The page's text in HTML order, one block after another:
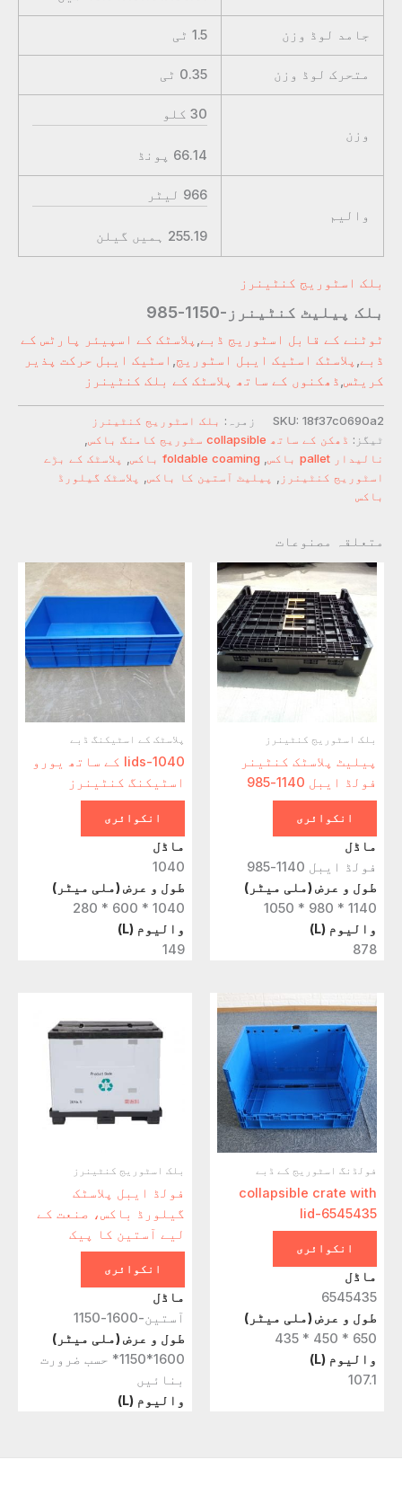
جامد لوڈ وزن 1.5 ٹی
متحرک لوڈ وزن 0.35 ٹی
وزن
30 کلو
66.14 پونڈ
والیم
966 لیٹر
255.19 ہمیں گیلن
بلک اسٹوریج کنٹینرز
بلک پیلیٹ کنٹینرز-1150-985
ٹوٹنے کے قابل اسٹوریج ڈبے, پلاسٹک کے اسپیئر پارٹس کے
ڈبے, پلاسٹک اسٹیک ایبل اسٹوریج, اسٹیک ایبل حرکت پذیر
کریٹس,ڈھکنوں کے ساتھ پلاسٹک کے بلک کنٹینرز
SKU: 18f37c0690a2 زمرہ: بلک اسٹوریج کنٹینرز
ٹیگز: ڈھکن کے ساتھ collapsible سٹوریج کامنگ باکس
نالیدار pallet باکس
foldable coaming باکس
پلاسٹک کے بڑے
اسٹوریج کنٹینرز
پیلیٹ آستین کا باکس
پلاسٹک گیلورڈ
باکس
متعلقہ مصنوعات
بلک اسٹوریج کنٹینرز
پیلیٹ پلاسٹک کنٹینر
فولڈ ایبل 1140-985
انکوائری
ماڈل
فولڈ ایبل 1140-985
طول و عرض (ملی میٹر)
1140 * 980 * 1050
والیوم (L)
878
پلاسٹک کے اسٹیکنگ ڈبے
lids-1040 کے ساتھ یورو
اسٹیکنگ کنٹینرز
انکوائری
ماڈل
1040
طول و عرض (ملی میٹر)
1040 * 600 * 280
والیوم (L)
149
فولڈنگ اسٹوریج کے ڈبے
collapsible crate with
lid-6545435
انکوائری
ماڈل
6545435
طول و عرض (ملی میٹر)
650 * 450 * 435
والیوم (L)
107.1
بلک اسٹوریج کنٹینرز
فولڈ ایبل پلاسٹک
گیلورڈ باکس، صنعت کے
لیے آستین کا پیک
انکوائری
ماڈل
آستین-1600-1150
طول و عرض (ملی میٹر)
1600*1150* حسب ضرورت
بنائیں
والیوم (L)